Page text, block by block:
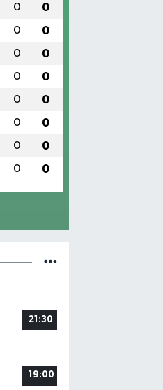
0 0
0 0
0 0
0 0
0 0
0 0
0 0
0 0
21:30
19:00